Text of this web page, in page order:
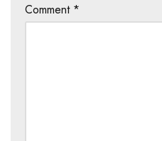
Comment *